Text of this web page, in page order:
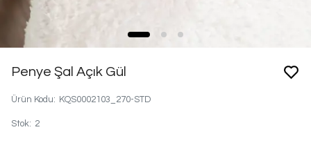
Penye Şal Açık Gül
Ürün Kodu: KQS0002103_270-STD
Stok: 2